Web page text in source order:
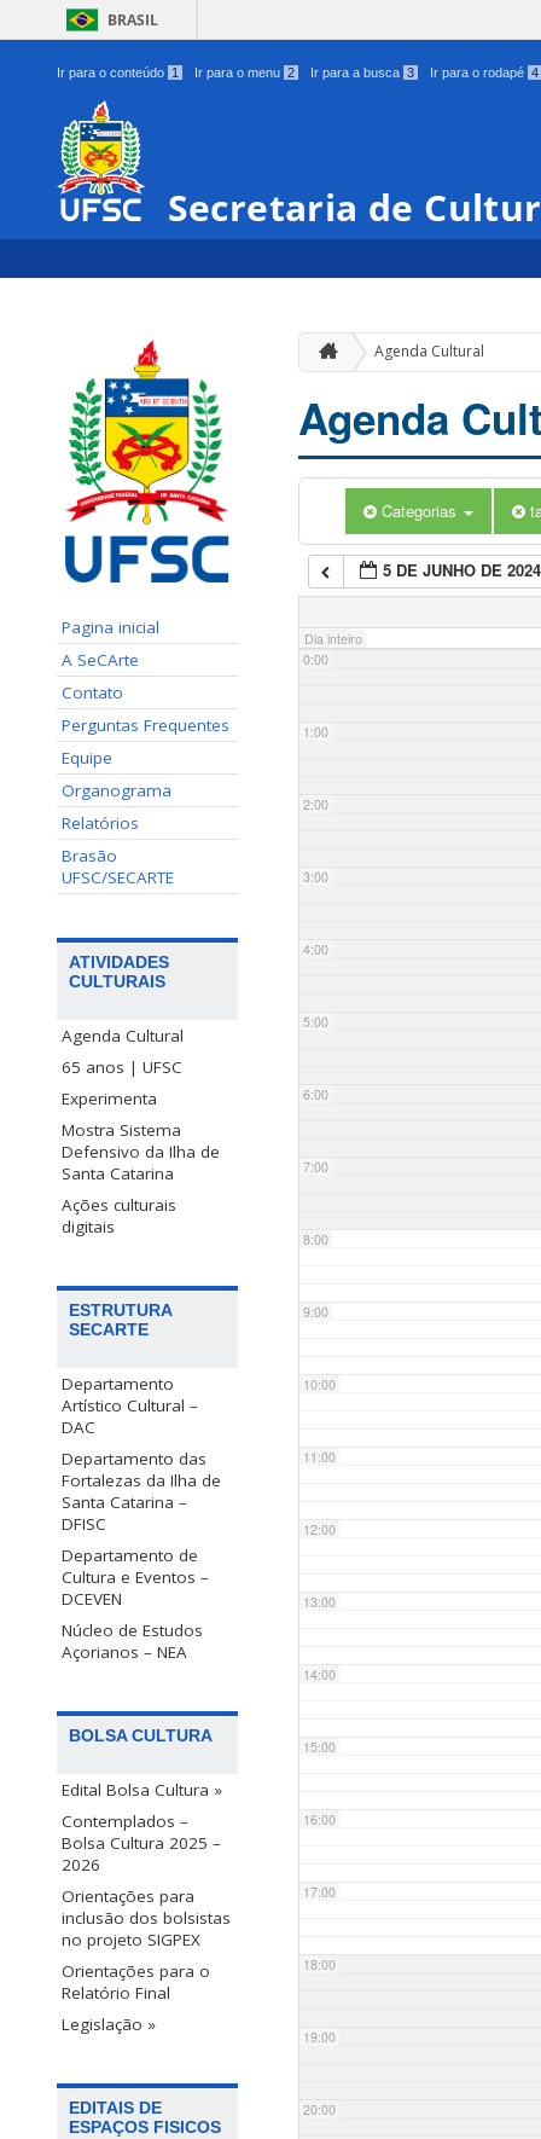
BRASIL
Ir para o conteúdo 1 Ir para o menu 2 Ir para a busca 3 Ir para o rodapé 4
Secretaria de
Pagina inicial
A SeCArte
Contato
Perguntas Frequentes
Equipe
Organograma
Relatórios
Brasão
UFSC/SECARTE
ATIVIDADES
CULTURAIS
Agenda Cultural
65 anos | UFSC
Experimenta
Mostra Sistema
Defensivo da Ilha de
Santa Catarina
Ações culturais
digitais
ESTRUTURA
SECARTE
Departamento
Artístico Cultural –
DAC
Departamento das
Fortalezas da Ilha de
Santa Catarina –
DFISC
Departamento de
Cultura e Eventos –
DCEVEN
Núcleo de Estudos
Açorianos – NEA
BOLSA CULTURA
Edital Bolsa Cultura »
Contemplados –
Bolsa Cultura 2025 –
2026
Orientações para
inclusão dos bolsistas
no projeto SIGPEX
Orientações para o
Relatório Final
Legislação »
EDITAIS DE
ESPAÇOS FISICOS
Agenda Cultural
Agenda
Categorias
5 DE JUNHO DE 2024
Dia inteiro
0:00
1:00
2:00
3:00
4:00
5:00
6:00
7:00
8:00
9:00
10:00
11:00
12:00
13:00
14:00
15:00
16:00
17:00
18:00
19:00
20:00